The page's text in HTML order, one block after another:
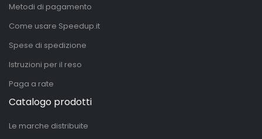
Metodi di pagamento
Come usare Speedup.it
Spese di spedizione
Istruzioni per il reso
Paga a rate
Catalogo prodotti
Le marche distribuite